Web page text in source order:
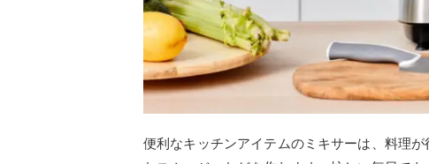
便利なキッチンアイテムのミキサーは、料理